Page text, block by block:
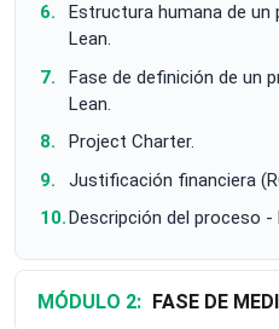
Estructura humana de un
Lean.
Fase de definición de un
Lean.
Project Charter.
Justificación financiera
Descripción del proceso
MÓDULO 2: FASE DE